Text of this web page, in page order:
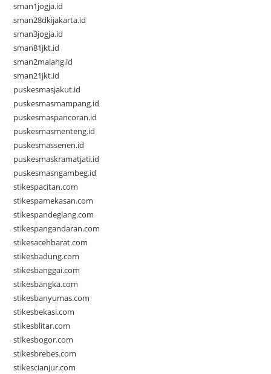
sman1jogja.id
sman28dkijakarta.id
sman3jogja.id
sman81jkt.id
sman2malang.id
sman21jkt.id
puskesmasjakut.id
puskesmasmampang.id
puskesmaspancoran.id
puskesmasmenteng.id
puskesmassenen.id
puskesmaskramatjati.id
puskesmasngambeg.id
stikespacitan.com
stikespamekasan.com
stikespandeglang.com
stikespangandaran.com
stikesacehbarat.com
stikesbadung.com
stikesbanggai.com
stikesbangka.com
stikesbanyumas.com
stikesbekasi.com
stikesblitar.com
stikesbogor.com
stikesbrebes.com
stikescianjur.com